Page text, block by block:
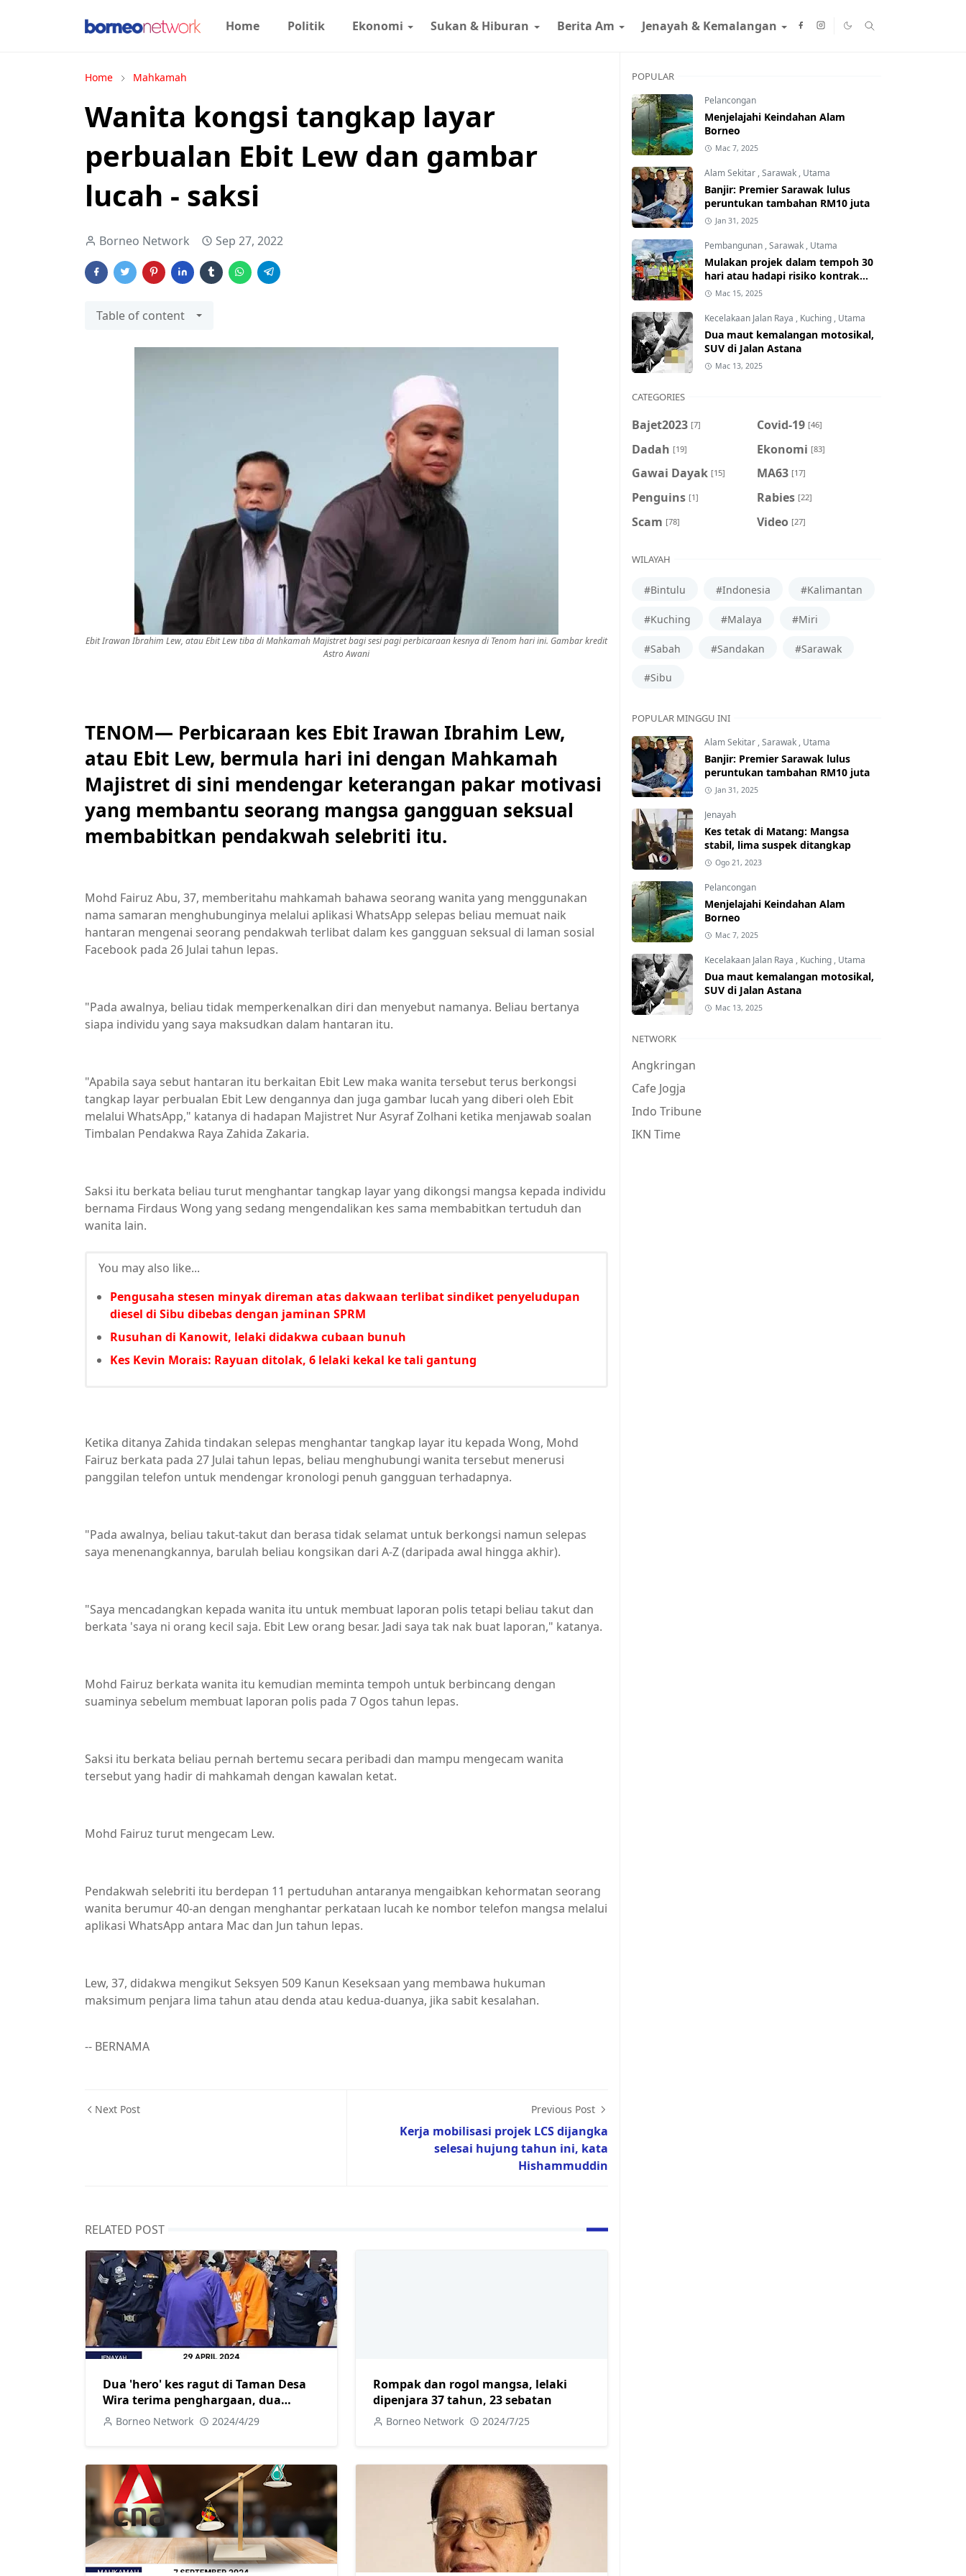
Home Politik Ekonomi Sukan & Hiburan Berita Am Jenayah & Kemalangan
Home Mahkamah
Wanita kongsi tangkap layar
perbualan Ebit Lew dan gambar
lucah - saksi
Borneo Network Sep 27, 2022
Table of content
Ebit Irawan Ibrahim Lew, atau Ebit Lew tiba di Mahkamah Majistret bagi sesi pagi perbicaraan kesnya di Tenom hari ini. Gambar kredit
Astro Awani
TENOM— Perbicaraan kes Ebit Irawan Ibrahim Lew,
atau Ebit Lew, bermula hari ini dengan Mahkamah
Majistret di sini mendengar keterangan pakar motivasi
yang membantu seorang mangsa gangguan seksual
membabitkan pendakwah selebriti itu.
Mohd Fairuz Abu, 37, memberitahu mahkamah bahawa seorang wanita yang menggunakan
nama samaran menghubunginya melalui aplikasi WhatsApp selepas beliau memuat naik
hantaran mengenai seorang pendakwah terlibat dalam kes gangguan seksual di laman sosial
Facebook pada 26 Julai tahun lepas.
"Pada awalnya, beliau tidak memperkenalkan diri dan menyebut namanya. Beliau bertanya
siapa individu yang saya maksudkan dalam hantaran itu.
"Apabila saya sebut hantaran itu berkaitan Ebit Lew maka wanita tersebut terus berkongsi
tangkap layar perbualan Ebit Lew dengannya dan juga gambar lucah yang diberi oleh Ebit
melalui WhatsApp," katanya di hadapan Majistret Nur Asyraf Zolhani ketika menjawab soalan
Timbalan Pendakwa Raya Zahida Zakaria.
Saksi itu berkata beliau turut menghantar tangkap layar yang dikongsi mangsa kepada individu
bernama Firdaus Wong yang sedang mengendalikan kes sama membabitkan tertuduh dan
wanita lain.
You may also like...
Pengusaha stesen minyak direman atas dakwaan terlibat sindiket penyeludupan
diesel di Sibu dibebas dengan jaminan SPRM
Rusuhan di Kanowit, lelaki didakwa cubaan bunuh
Kes Kevin Morais: Rayuan ditolak, 6 lelaki kekal ke tali gantung
Ketika ditanya Zahida tindakan selepas menghantar tangkap layar itu kepada Wong, Mohd
Fairuz berkata pada 27 Julai tahun lepas, beliau menghubungi wanita tersebut menerusi
panggilan telefon untuk mendengar kronologi penuh gangguan terhadapnya.
"Pada awalnya, beliau takut-takut dan berasa tidak selamat untuk berkongsi namun selepas
saya menenangkannya, barulah beliau kongsikan dari A-Z (daripada awal hingga akhir).
"Saya mencadangkan kepada wanita itu untuk membuat laporan polis tetapi beliau takut dan
berkata 'saya ni orang kecil saja. Ebit Lew orang besar. Jadi saya tak nak buat laporan," katanya.
Mohd Fairuz berkata wanita itu kemudian meminta tempoh untuk berbincang dengan
suaminya sebelum membuat laporan polis pada 7 Ogos tahun lepas.
Saksi itu berkata beliau pernah bertemu secara peribadi dan mampu mengecam wanita
tersebut yang hadir di mahkamah dengan kawalan ketat.
Mohd Fairuz turut mengecam Lew.
Pendakwah selebriti itu berdepan 11 pertuduhan antaranya mengaibkan kehormatan seorang
wanita berumur 40-an dengan menghantar perkataan lucah ke nombor telefon mangsa melalui
aplikasi WhatsApp antara Mac dan Jun tahun lepas.
Lew, 37, didakwa mengikut Seksyen 509 Kanun Keseksaan yang membawa hukuman
maksimum penjara lima tahun atau denda atau kedua-duanya, jika sabit kesalahan.
-- BERNAMA
Next Post Previous Post
Kerja mobilisasi projek LCS dijangka
selesai hujung tahun ini, kata
Hishammuddin
RELATED POST
Dua 'hero' kes ragut di Taman Desa
Wira terima penghargaan, dua
tertuduh kena 10 tahun penjara dan
10 sebatan
Borneo Network 2024/4/29
Rompak dan rogol mangsa, lelaki
dipenjara 37 tahun, 23 sebatan
Borneo Network 2024/7/25
POPULAR
Pelancongan
Menjelajahi Keindahan Alam
Borneo
Mac 7, 2025
Alam Sekitar ,Sarawak , Utama
Banjir: Premier Sarawak lulus
peruntukan tambahan RM10 juta
Jan 31, 2025
Pembangunan ,Sarawak , Utama
Mulakan projek dalam tempoh 30
hari atau hadapi risiko kontrak
ditamatkan
Mac 15, 2025
Kecelakaan Jalan Raya , Kuching , Utama
Dua maut kemalangan motosikal,
SUV di Jalan Astana
Mac 13, 2025
CATEGORIES
Bajet2023 [7] Covid-19 [46]
Dadah [19] Ekonomi [83]
Gawai Dayak [15] MA63 [17]
Penguins [1] Rabies [22]
Scam [78] Video [27]
WILAYAH
#Bintulu #Indonesia #Kalimantan
#Kuching #Malaya #Miri
#Sabah #Sandakan #Sarawak
#Sibu
POPULAR MINGGU INI
Alam Sekitar ,Sarawak , Utama
Banjir: Premier Sarawak lulus
peruntukan tambahan RM10 juta
Jan 31, 2025
Jenayah
Kes tetak di Matang: Mangsa
stabil, lima suspek ditangkap
Ogo 21, 2023
Pelancongan
Menjelajahi Keindahan Alam
Borneo
Mac 7, 2025
Kecelakaan Jalan Raya , Kuching , Utama
Dua maut kemalangan motosikal,
SUV di Jalan Astana
Mac 13, 2025
NETWORK
Angkringan
Cafe Jogja
Indo Tribune
IKN Time